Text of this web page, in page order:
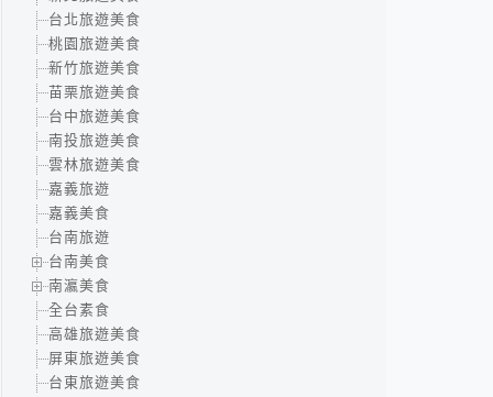
台北旅遊美食
桃園旅遊美食
新竹旅遊美食
苗栗旅遊美食
台中旅遊美食
南投旅遊美食
雲林旅遊美食
嘉義旅遊
嘉義美食
台南旅遊
台南美食
南瀛美食
全台素食
高雄旅遊美食
屏東旅遊美食
台東旅遊美食